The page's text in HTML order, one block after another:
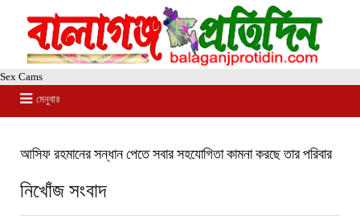
Sex Cams
মেনুবার
আসিফ রহমানের সন্ধান পেতে সবার সহযোগিতা কামনা করছে তার পরিবার
নিখোঁজ সংবাদ